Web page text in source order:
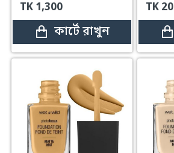
TK 1,300
কার্টে রাখুন
TK